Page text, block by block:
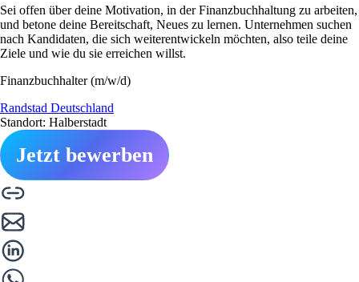
Sei offen über deine Motivation, in der Finanzbuchhaltung zu arbeiten,
und betone deine Bereitschaft, Neues zu lernen. Unternehmen suchen
nach Kandidaten, die sich weiterentwickeln möchten, also teile deine
Ziele und wie du sie erreichen willst.
Finanzbuchhalter (m/w/d)
Randstad Deutschland
Standort: Halberstadt
Jetzt bewerben